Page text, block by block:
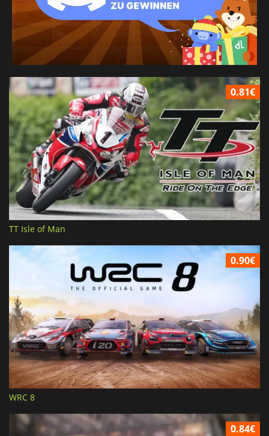
0.81€
TT Isle of Man
0.90€
WRC 8
0.84€